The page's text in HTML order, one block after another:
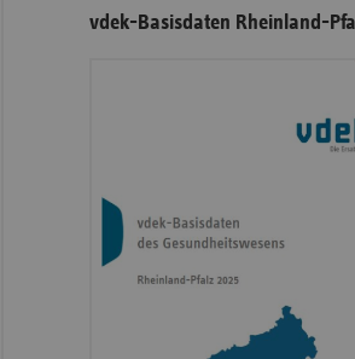
vdek-Basisdaten Rheinland-